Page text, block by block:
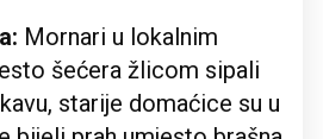
Mornari u lokalnim
šećera žlicom sipali
starije domaćice su u